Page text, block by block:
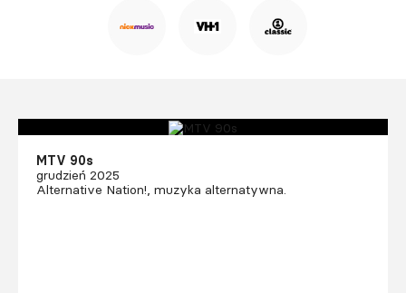
MTV 90s
grudzień 2025
Alternative Nation!, muzyka alternatywna.